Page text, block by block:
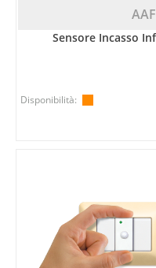
Sensore Incasso
Disponibilità: